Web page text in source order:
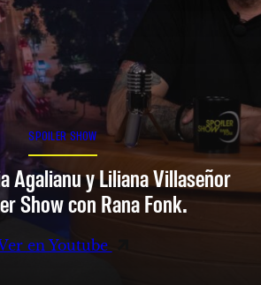
SPOILER SHOW
Agalianu y Liliana Villaseñor
Show con Rana Fonk.
en Youtube